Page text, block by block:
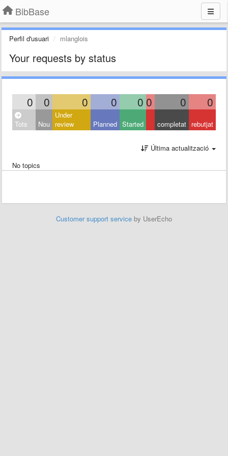
BibBase
Perfil d'usuari mlanglois
Your requests by status
0 0 0 0 0 0 0 0
Tots Nou
Under
review
Planned Started completat rebutjat
Última actualització
No topics
Customer support service by UserEcho